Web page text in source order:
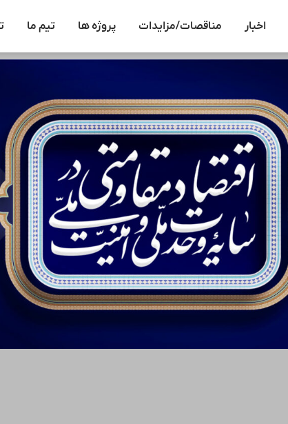
اخبار مناقصات/مزایدات پروژه ها تیم ما